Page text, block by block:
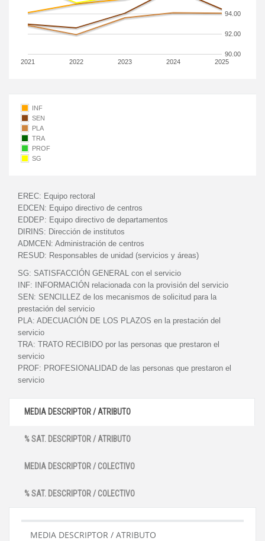
2021 2022 2023 2024 2025
90.00
92.00
94.00
INF
SEN
PLA
TRA
PROF
SG
EREC: Equipo rectoral
EDCEN: Equipo directivo de centros
EDDEP: Equipo directivo de departamentos
DIRINS: Dirección de institutos
ADMCEN: Administración de centros
RESUD: Responsables de unidad (servicios y áreas)
SG: SATISFACCIÓN GENERAL con el servicio
INF:
INFORMACIÓN relacionada con la provisión del servicio
SEN: SENCILLEZ de los mecanismos de solicitud para la
prestación del servicio
PLA: ADECUACIÓN DE LOS PLAZOS en la prestación del
servicio
TRA: TRATO RECIBIDO por las personas que prestaron el
servicio
PROF: PROFESIONALIDAD de las personas que prestaron el
servicio
MEDIA DESCRIPTOR / ATRIBUTO
% SAT. DESCRIPTOR / ATRIBUTO
MEDIA DESCRIPTOR / COLECTIVO
% SAT. DESCRIPTOR / COLECTIVO
MEDIA DESCRIPTOR / ATRIBUTO